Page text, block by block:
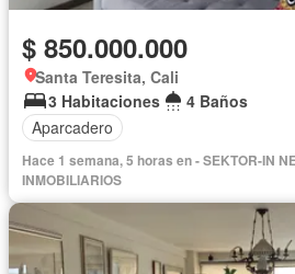
$ 850.000.000
Santa Teresita, Cali
3 Habitaciones
4 Baños
Aparcadero
Hace 1 semana, 5 horas en - SEKTOR-IN
INMOBILIARIOS